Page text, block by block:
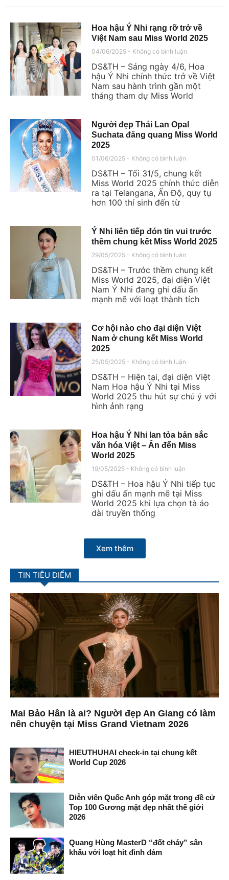
Hoa hậu Ý Nhi rạng rỡ trở về
Việt Nam sau Miss World 2025
04/06/2025 Không có bình luận
DS&TH – Sáng ngày 4/6, Hoa
hậu Ý Nhi chính thức trở về Việt
Nam sau hành trình gần một
tháng tham dự Miss World
Người đẹp Thái Lan Opal
Suchata đăng quang Miss World
2025
01/06/2025 Không có bình luận
DS&TH – Tối 31/5, chung kết
Miss World 2025 chính thức diễn
ra tại Telangana, Ấn Độ, quy tụ
hơn 100 thí sinh đến từ
Ý Nhi liên tiếp đón tin vui trước
thềm chung kết Miss World 2025
29/05/2025 Không có bình luận
DS&TH – Trước thềm chung kết
Miss World 2025, đại diện Việt
Nam Ý Nhi đang ghi dấu ấn
mạnh mẽ với loạt thành tích
Cơ hội nào cho đại diện Việt
Nam ở chung kết Miss World
2025
25/05/2025 Không có bình luận
DS&TH – Hiện tại, đại diện Việt
Nam Hoa hậu Ý Nhi tại Miss
World 2025 thu hút sự chú ý với
hình ảnh rạng
Hoa hậu Ý Nhi lan tỏa bản sắc
văn hóa Việt – Ấn đến Miss
World 2025
19/05/2025 Không có bình luận
DS&TH – Hoa hậu Ý Nhi tiếp tục
ghi dấu ấn mạnh mẽ tại Miss
World 2025 khi lựa chọn tà áo
dài truyền thống
Xem thêm
TIN TIÊU ĐIỂM
Mai Bảo Hân là ai? Người đẹp An Giang có làm
nên chuyện tại Miss Grand Vietnam 2026
HIEUTHUHAI check-in tại chung kết
World Cup 2026
Diễn viên Quốc Anh góp mặt trong đề cử
Top 100 Gương mặt đẹp nhất thế giới
2026
Quang Hùng MasterD “đốt cháy” sân
khấu với loạt hit đình đám